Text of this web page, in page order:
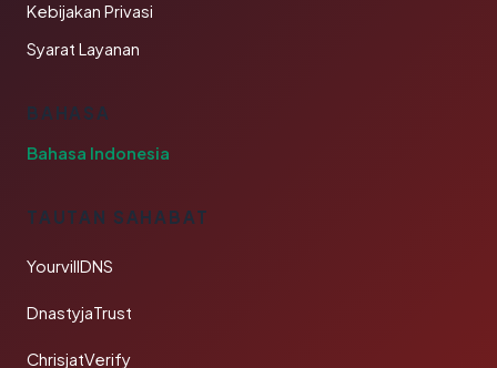
Kebijakan Privasi
Syarat Layanan
BAHASA
Bahasa Indonesia
TAUTAN SAHABAT
YourvillDNS
DnastyjaTrust
ChrisjatVerify